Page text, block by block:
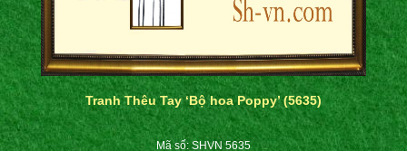
Tranh Thêu Tay ‘Bộ hoa Poppy’ (5635)
Mã số: SHVN 5635